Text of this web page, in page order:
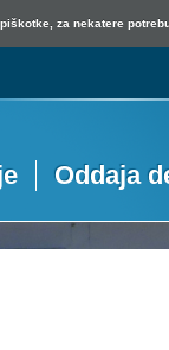
za nekatere
Oddaja